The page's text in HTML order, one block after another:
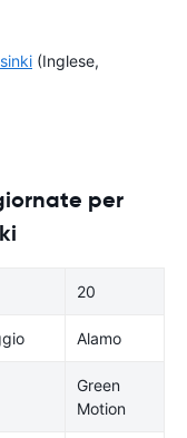
(Inglese,
per
20
Alamo
Green
Motion